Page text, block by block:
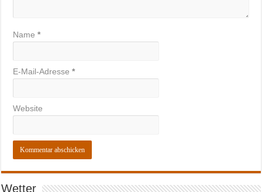
Name*
E-Mail-Adresse*
Website
Wetter